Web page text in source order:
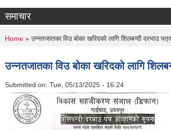
समाचार
You are here
Home » उन्नतजातका विउ बोका खरिदको लागि शिलबन्दी दरभाउ
उन्नतजातका विउ बोका खरिदको लागि
Submitted on: Tue, 05/13/2025 - 16:24